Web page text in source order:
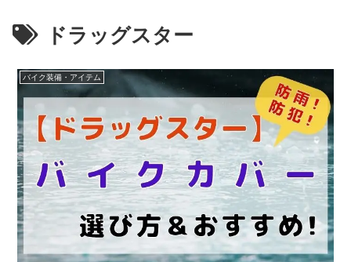
ドラッグスター
バイク装備・アイテム